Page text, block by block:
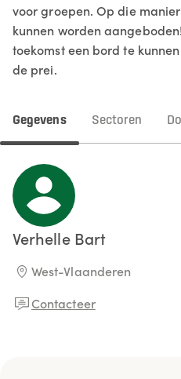
voor groepen. Op die
kunnen worden
toekomst een bord te
de prei.
Gegevens Sectoren
Verhelle Bart
West-Vlaanderen
Contacteer